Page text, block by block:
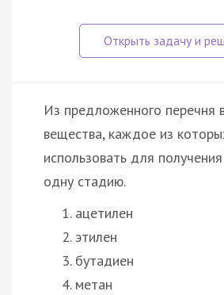
Из предложенного перечня
вещества, каждое из
использовать для
одну стадию.
ацетилен
этилен
бутадиен
метан